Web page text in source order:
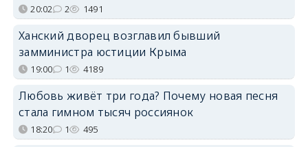
20:02 2 1491
Ханский дворец возглавил бывший
замминистра юстиции Крыма
19:00 1 4189
Любовь живёт три года? Почему новая песня
стала гимном тысяч россиянок
18:20 1 495